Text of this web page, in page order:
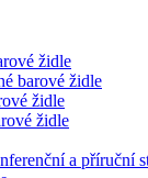
židle
barové židle
židle
židle
a příruční